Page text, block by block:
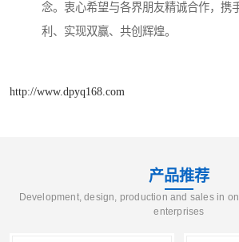
念。衷心希望与各界朋友精诚合作，携
利、实现双赢、共创辉煌。
http://www.dpyq168.com
产品推荐
Development, design, production and sales in
enterprises